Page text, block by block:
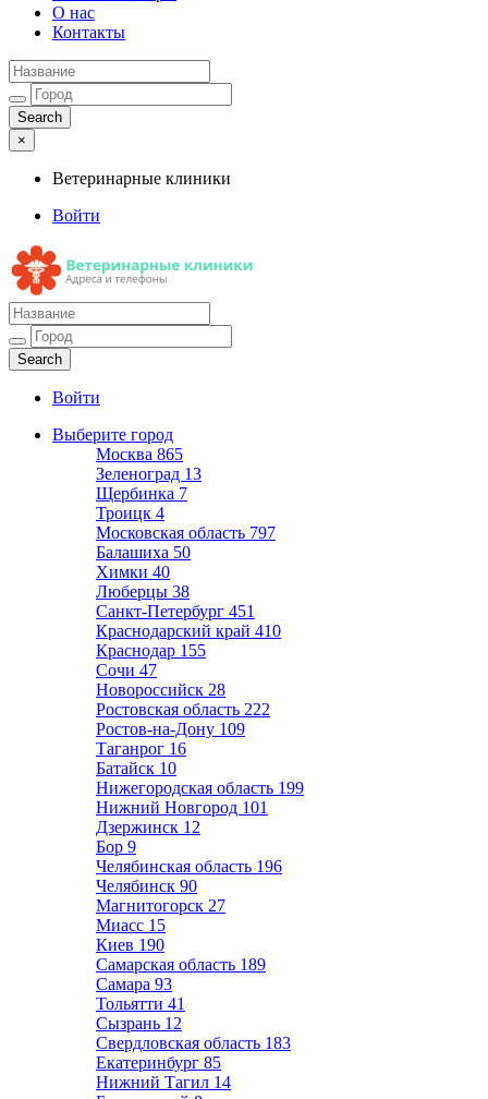
О нас
Контакты
×
Ветеринарные клиники
Войти
Ветеринарные клиники
Адреса и телефоны
Войти
Выберите город
Москва 865
Зеленоград 13
Щербинка 7
Троицк 4
Московская область 797
Балашиха 50
Химки 40
Люберцы 38
Санкт-Петербург 451
Краснодарский край 410
Краснодар 155
Сочи 47
Новороссийск 28
Ростовская область 222
Ростов-на-Дону 109
Таганрог 16
Батайск 10
Нижегородская область 199
Нижний Новгород 101
Дзержинск 12
Бор 9
Челябинская область 196
Челябинск 90
Магнитогорск 27
Миасс 15
Киев 190
Самарская область 189
Самара 93
Тольятти 41
Сызрань 12
Свердловская область 183
Екатеринбург 85
Нижний Тагил 14